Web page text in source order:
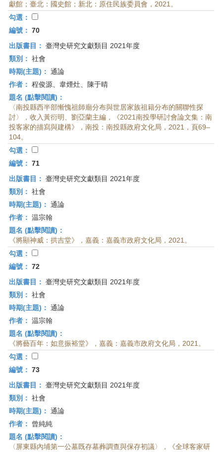
獻館；臺北：國史館；新北：原住民族委員會，2021。
勾選：
編號： 70
出版書目： 臺灣史研究文獻類目 2021年度
類別： 社會
時期(主題)： 通論
作者： 程俊源、韋煙灶、陳于晴
題名 (點擊閱讀)：
〈南投縣西半部慚愧祖師廟分布與世居家族祖籍分布的關聯性探
討〉，收入黃衍明、劉亞蘭主編，《2021南投學研討會論文集：南
投客家的描寫與建構》，南投：南投縣政府文化局，2021，頁69–
104。
勾選：
編號： 71
出版書目： 臺灣史研究文獻類目 2021年度
類別： 社會
時期(主題)： 通論
作者： 温宗翰
題名 (點擊閱讀)：
《將顯神威：拱吉堂》，嘉義：嘉義市政府文化局，2021。
勾選：
編號： 72
出版書目： 臺灣史研究文獻類目 2021年度
類別： 社會
時期(主題)： 通論
作者： 温宗翰
題名 (點擊閱讀)：
《將藝百年：如意振裕堂》，嘉義：嘉義市政府文化局，2021。
勾選：
編號： 73
出版書目： 臺灣史研究文獻類目 2021年度
類別： 社會
時期(主題)： 通論
作者：
曾純純
題名 (點擊閱讀)：
〈屏東縣內埔第一公墓既存墓葬調查與保存初議〉，《全球客家研